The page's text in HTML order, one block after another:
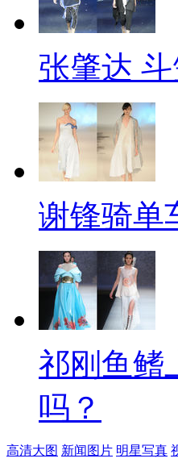
张肇达
谢锋骑单
祁刚鱼鳍
吗？
高清大图 新闻图片 明星写真